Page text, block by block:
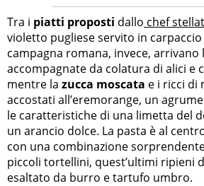
Tra i piatti proposti dallo chef
violetto pugliese servito in
campagna romana, invece, arrivano
accompagnate da colatura di alici e
mentre la zucca moscata e i ricci di
accostati all’eremorange, un
le caratteristiche di una limetta del
un arancio dolce. La pasta è al
con una combinazione
piccoli tortellini, quest’ultimi ripieni
esaltato da burro e tartufo umbro.